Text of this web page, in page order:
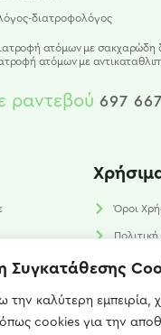
Συγκατάθεσης
την καλύτερη εμπειρία,
όπως cookies για την
διατροφολόγος
ατόμων με σακχαρώδη
ατόμων με
ραντεβού 697
Όροι